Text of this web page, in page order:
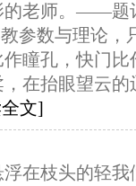
的老师。——题
参数与理论，
瞳孔，快门
在抬眼望云的
文]
在枝头的轻